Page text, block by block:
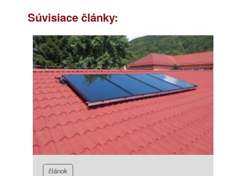
Súvisiace články:
článok